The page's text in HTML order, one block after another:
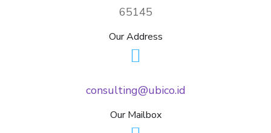
65145
Our Address
consulting@ubico.id
Our Mailbox